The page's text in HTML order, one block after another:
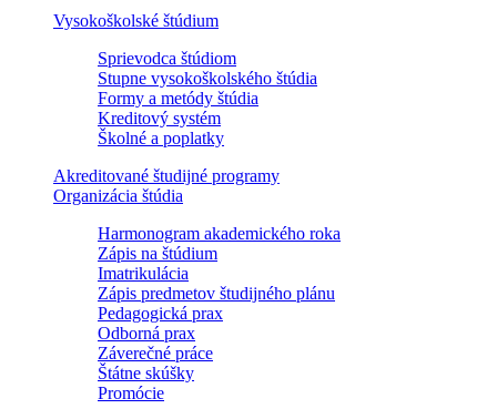
Vysokoškolské štúdium
Sprievodca štúdiom
Stupne vysokoškolského štúdia
Formy a metódy štúdia
Kreditový systém
Školné a poplatky
Akreditované študijné programy
Organizácia štúdia
Harmonogram akademického roka
Zápis na štúdium
Imatrikulácia
Zápis predmetov študijného plánu
Pedagogická prax
Odborná prax
Záverečné práce
Štátne skúšky
Promócie